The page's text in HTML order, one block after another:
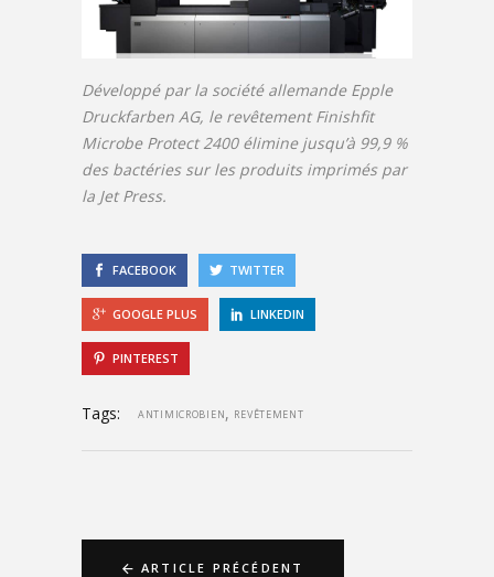
Développé par la société allemande Epple
Druckfarben AG, le revêtement Finishfit
Microbe Protect 2400 élimine jusqu’à 99,9 %
des bactéries sur les produits imprimés par
la Jet Press.
FACEBOOK TWITTER
GOOGLE PLUS LINKEDIN
PINTEREST
Tags: ANTIMICROBIEN, REVÊTEMENT
ARTICLE PRÉCÉDENT